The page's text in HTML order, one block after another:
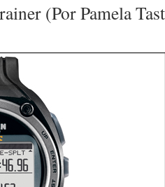
(Por Pamela